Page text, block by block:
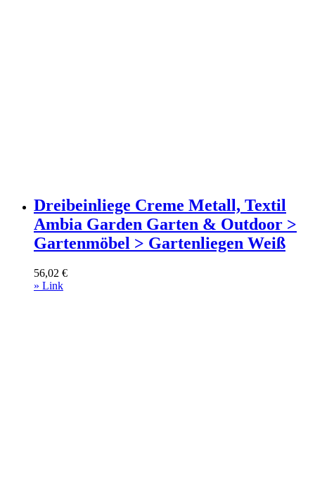
Dreibeinliege Creme Metall, Textil
Ambia Garden Garten & Outdoor >
Gartenmöbel > Gartenliegen Weiß
56,02 €
» Link